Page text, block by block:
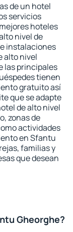
de un hotel
servicios
hoteles
nivel de
instalaciones
alto nivel
las principales
tienen
gratuito así
que se adapte
de alto nivel
zonas de
actividades
en Sfantu
familias y
que desean
Gheorghe?